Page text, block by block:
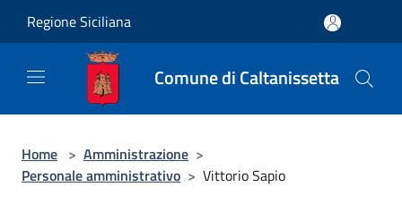
Regione Siciliana
Comune di Caltanissetta
Home > Amministrazione >
Personale amministrativo > Vittorio Sapio